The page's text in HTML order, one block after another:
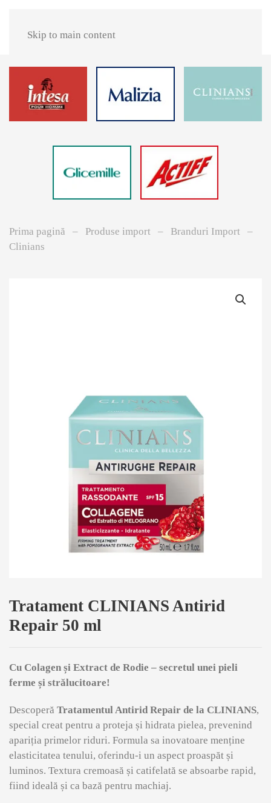
Skip to main content
Prima pagină Produse import
Branduri Import
Clinians
Tratament CLINIANS Antirid
Repair 50 ml
Cu Colagen și Extract de Rodie – secretul unei pieli
ferme și strălucitoare!
Descoperă Tratamentul Antirid Repair de la CLINIANS,
special creat pentru a proteja și hidrata pielea, prevenind
apariția primelor riduri. Formula sa inovatoare menține
elasticitatea tenului, oferindu-i un aspect proaspăt și
luminos. Textura cremoasă și catifelată se absoarbe rapid,
fiind ideală și ca bază pentru machiaj.